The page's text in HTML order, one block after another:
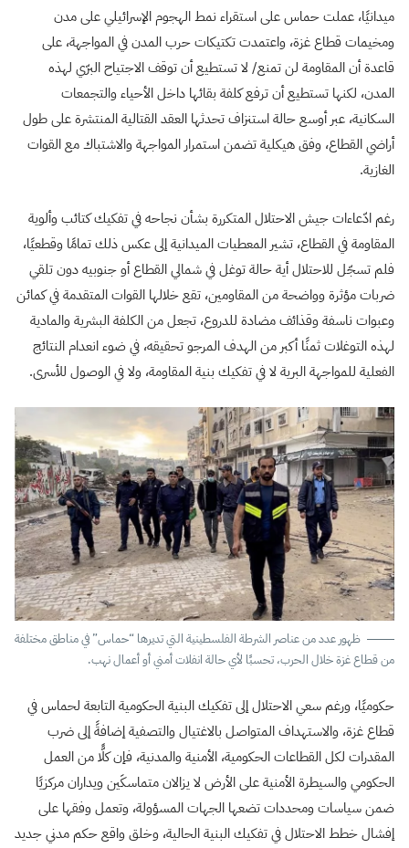
ميدانيًا، عملت حماس على استقراء نمط الهجوم الإسرائيلي على مدن
ومخيمات قطاع غزة، واعتمدت تكتيكات حرب المدن في المواجهة، على
قاعدة أن المقاومة لن تمنع/ لا تستطيع أن توقف الاجتياح البرّي لهذه
المدن، لكنها تستطيع أن ترفع كلفة بقائها داخل الأحياء والتجمعات
السكانية، عبر أوسع حالة استنزاف تحدثها العقد القتالية المنتشرة على طول
أراضي القطاع، وفق هيكلية تضمن استمرار المواجهة والاشتباك مع القوات
الغازية.
رغم ادّعاءات جيش الاحتلال المتكررة بشأن نجاحه في تفكيك كتائب وألوية
المقاومة في القطاع، تشير المعطيات الميدانية إلى عكس ذلك تمامًا وقطعيًا،
فلم تسجّل للاحتلال أية حالة توغل في شمالي القطاع أو جنوبيه دون تلقي
ضربات مؤثرة وواضحة من المقاومين، تقع خلالها القوات المتقدمة في كمائن
وعبوات ناسفة وقذائف مضادة للدروع، تجعل من الكلفة البشرية والمادية
لهذه التوغلات ثمنًا أكبر من الهدف المرجو تحقيقه، في ضوء انعدام النتائج
الفعلية للمواجهة البرية لا في تفكيك بنية المقاومة، ولا في الوصول للأسرى.
ظهور عدد من عناصر الشرطة الفلسطينية التي تديرها “حماس” في مناطق مختلفة
من قطاع غزة خلال الحرب، تحسبًا لأي حالة انفلات أمني أو أعمال نهب.
حكوميًا، ورغم سعي الاحتلال إلى تفكيك البنية الحكومية التابعة لحماس في
قطاع غزة، والاستهداف المتواصل بالاغتيال والتصفية إضافةً إلى ضرب
المقدرات لكل القطاعات الحكومية، الأمنية والمدنية، فإن كلًّا من العمل
الحكومي والسيطرة الأمنية على الأرض لا يزالان متماسكَين ويداران مركزيًا
ضمن سياسات ومحددات تضعها الجهات المسؤولة، وتعمل وفقها على
إفشال خطط الاحتلال في تفكيك البنية الحالية، وخلق واقع حكم مدني جديد